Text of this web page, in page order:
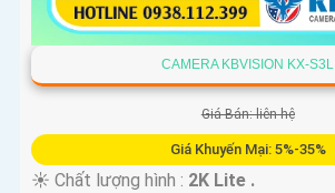
CAMERA KBVISION KX-S3L
Giá Bán: liên hệ
Giá Khuyến Mại: 5%-35%
☀️ Chất lượng hình : 2K Lite .